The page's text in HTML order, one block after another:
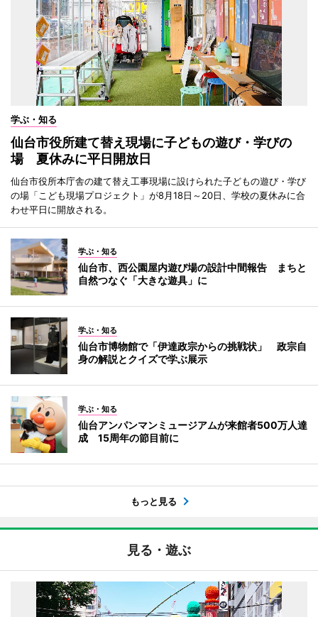
学ぶ・知る
仙台市役所建て替え現場に子どもの遊び・学びの
場 夏休みに平日開放日
仙台市役所本庁舎の建て替え工事現場に設けられた子どもの遊び・学び
の場「こども現場プロジェクト」が8月18日～20日、学校の夏休みに合
わせ平日に開放される。
学ぶ・知る
仙台市、西公園屋内遊び場の設計中間報告 まちと
自然つなぐ「大きな遊具」に
学ぶ・知る
仙台市博物館で「伊達政宗からの挑戦状」 政宗自
身の解説とクイズで学ぶ展示
学ぶ・知る
仙台アンパンマンミュージアムが来館者500万人達
成 15周年の節目前に
もっと見る
見る・遊ぶ